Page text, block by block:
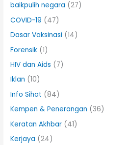
baikpulih negara (27)
COVID-19 (47)
Dasar Vaksinasi (14)
Forensik (1)
HIV dan Aids (7)
Iklan (10)
Info Sihat (84)
Kempen & Penerangan (36)
Keratan Akhbar (41)
Kerjaya (24)